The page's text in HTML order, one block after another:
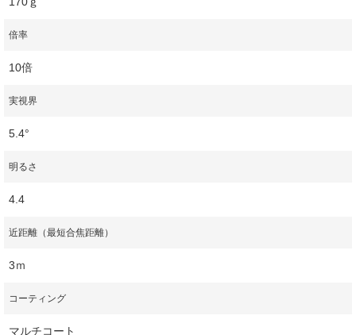
倍率
10倍
実視界
5.4°
明るさ
4.4
近距離（最短合焦距離）
3ｍ
コーティング
マルチコート